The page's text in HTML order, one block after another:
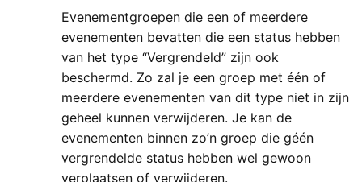
Evenementgroepen die een of meerdere
evenementen bevatten die een status hebben
van het type “Vergrendeld” zijn ook
beschermd. Zo zal je een groep met één of
meerdere evenementen van dit type niet in zijn
geheel kunnen verwijderen. Je kan de
evenementen binnen zo’n groep die géén
vergrendelde status hebben wel gewoon
verplaatsen of verwijderen.